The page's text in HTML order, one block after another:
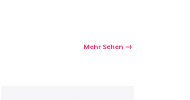
Mehr Sehen